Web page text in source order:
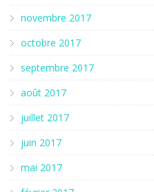
novembre 2017
octobre 2017
septembre 2017
août 2017
juillet 2017
juin 2017
mai 2017